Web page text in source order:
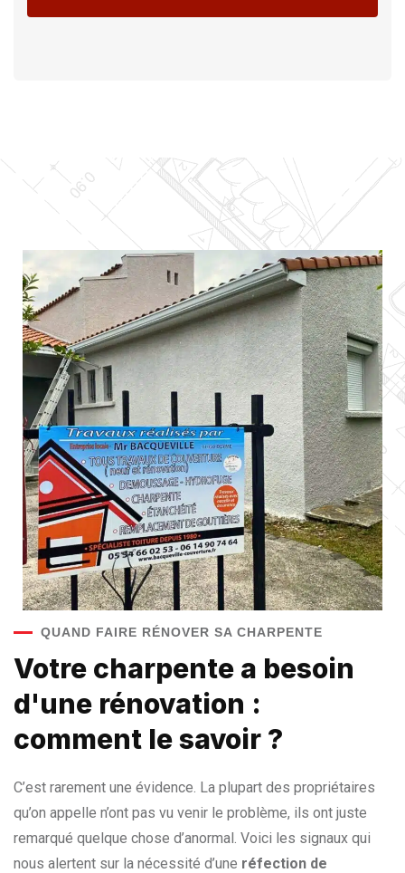
QUAND FAIRE RÉNOVER SA CHARPENTE
Votre charpente a besoin
d'une rénovation :
comment le savoir ?
C’est rarement une évidence. La plupart des propriétaires
qu’on appelle n’ont pas vu venir le problème, ils ont juste
remarqué quelque chose d’anormal. Voici les signaux qui
nous alertent sur la nécessité d’une réfection de